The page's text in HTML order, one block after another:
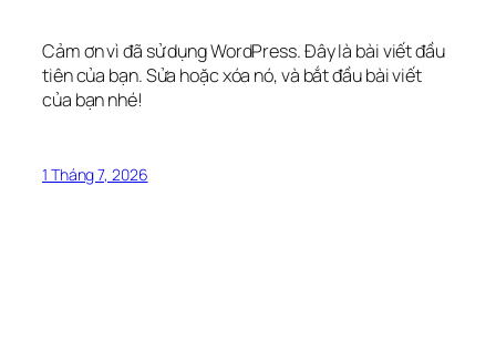
Cảm ơn vì đã sử dụng WordPress. Đây là bài viết đầu
tiên của bạn. Sửa hoặc xóa nó, và bắt đầu bài viết
của bạn nhé!
1 Tháng 7, 2026